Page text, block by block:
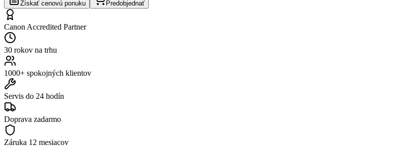
Získať cenovú ponuku Predobjednať
Canon Accredited Partner
30 rokov na trhu
1000+ spokojných klientov
Servis do 24 hodín
Doprava zadarmo
Záruka 12 mesiacov